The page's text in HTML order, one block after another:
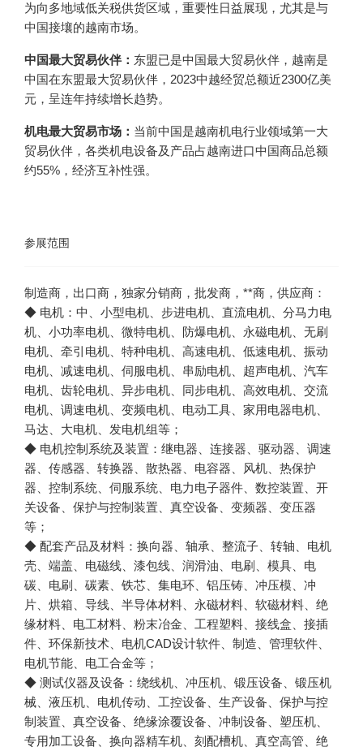
为向多地域低关税供货区域，重要性日益展现，尤其是与
中国接壤的越南市场。
中国最大贸易伙伴： 东盟已是中国最大贸易伙伴，越南是
中国在东盟最大贸易伙伴，2023中越经贸总额近2300亿美
元，呈连年持续增长趋势。
机电最大贸易市场： 当前中国是越南机电行业领域第一大
贸易伙伴，各类机电设备及产品占越南进口中国商品总额
约55%，经济互补性强。
参展范围
◆ 电机：中、小型电机、步进电机、直流电机、分马力电
机、小功率电机、微特电机、防爆电机、永磁电机、无刷
电机、牵引电机、特种电机、高速电机、低速电机、振动
电机、减速电机、伺服电机、串励电机、超声电机、汽车
电机、齿轮电机、异步电机、同步电机、高效电机、交流
电机、调速电机、变频电机、电动工具、家用电器电机、
◆ 电机控制系统及装置：继电器、连接器、驱动器、调速
器、传感器、转换器、散热器、电容器、风机、热保护
器、控制系统、伺服系统、电力电子器件、数控装置、开
关设备、保护与控制装置、真空设备、变频器、变压器
◆ 配套产品及材料：换向器、轴承、整流子、转轴、电机
壳、端盖、电磁线、漆包线、润滑油、电刷、模具、电
碳、电刷、碳素、铁芯、集电环、铝压铸、冲压模、冲
片、烘箱、导线、半导体材料、永磁材料、软磁材料、绝
缘材料、电工材料、粉末冶金、工程塑料、接线盒、接插
件、环保新技术、电机CAD设计软件、制造、管理软件、
◆ 测试仪器及设备：绕线机、冲压机、锻压设备、锻压机
械、液压机、电机传动、工控设备、生产设备、保护与控
制装置、真空设备、绝缘涂覆设备、冲制设备、塑压机、
专用加工设备、换向器精车机、刻配槽机、真空高管、绝